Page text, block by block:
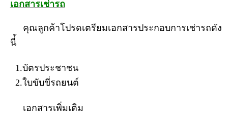
เอกสารเช่ารถ
คุณลูกค้าโปรดเตรียมเอกสารประกอบการเช่ารถดัง
นี่้
1.บัตรประชาชน
2.ใบขับขี่รถยนต์
เอกสารเพิ่มเติม